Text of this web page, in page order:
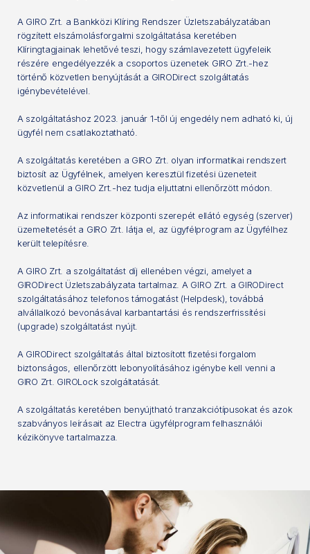
A GIRO Zrt. a Bankközi Klíring Rendszer Üzletszabályzatában
rögzített elszámolásforgalmi szolgáltatása keretében
Klíringtagjainak lehetővé teszi, hogy számlavezetett ügyfeleik
részére engedélyezzék a csoportos üzenetek GIRO Zrt.-hez
történő közvetlen benyújtását a GIRODirect szolgáltatás
igénybevételével.
A szolgáltatáshoz 2023. január 1-től új engedély nem adható ki, új
ügyfél nem csatlakoztatható.
A szolgáltatás keretében a GIRO Zrt. olyan informatikai rendszert
biztosít az Ügyfélnek, amelyen keresztül fizetési üzeneteit
közvetlenül a GIRO Zrt.-hez tudja eljuttatni ellenőrzött módon.
Az informatikai rendszer központi szerepét ellátó egység (szerver)
üzemeltetését a GIRO Zrt. látja el, az ügyfélprogram az Ügyfélhez
került telepítésre.
A GIRO Zrt. a szolgáltatást díj ellenében végzi, amelyet a
GIRODirect Üzletszabályzata tartalmaz. A GIRO Zrt. a GIRODirect
szolgáltatásához telefonos támogatást (Helpdesk), továbbá
alvállalkozó bevonásával karbantartási és rendszerfrissítési
(upgrade) szolgáltatást nyújt.
A GIRODirect szolgáltatás által biztosított fizetési forgalom
biztonságos, ellenőrzött lebonyolításához igénybe kell venni a
GIRO Zrt. GIROLock szolgáltatását.
A szolgáltatás keretében benyújtható tranzakciótípusokat és azok
szabványos leírásait az Electra ügyfélprogram felhasználói
kézikönyve tartalmazza.